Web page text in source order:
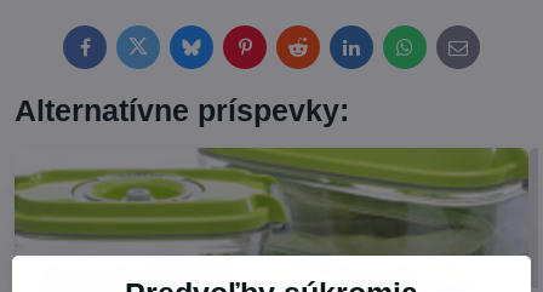
FacebookTwitterBlueskyPinterestReddit LinkedInWhatsApp
E-
mail
Alternatívne príspevky: